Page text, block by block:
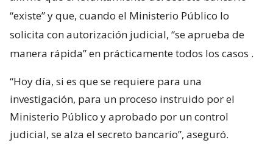
“existe” y que, cuando el Ministerio Público lo
solicita con autorización judicial, “se aprueba de
manera rápida” en prácticamente todos los casos .
“Hoy día, si es que se requiere para una
investigación, para un proceso instruido por el
Ministerio Público y aprobado por un control
judicial, se alza el secreto bancario”, aseguró.